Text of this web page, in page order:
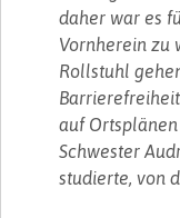
daher war es
Vornherein zu
Rollstuhl
auf
Schwester
studierte, von